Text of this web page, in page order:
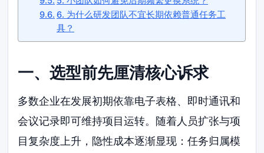
6. 为什么研发团队不宜长期依赖普通任务工
具？
一、选型前先厘清核心诉求
多数企业在发展初期依靠电子表格、即时通讯和
会议记录即可维持项目运转。随着人员扩张与项
目复杂度上升，隐性成本逐渐显现：任务归属模